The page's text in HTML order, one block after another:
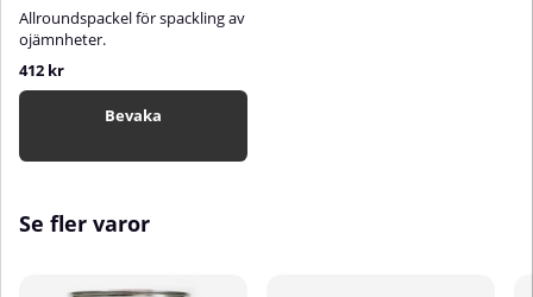
Allroundspackel för spackling av
ojämnheter.
412 kr
Bevaka
Se fler varor